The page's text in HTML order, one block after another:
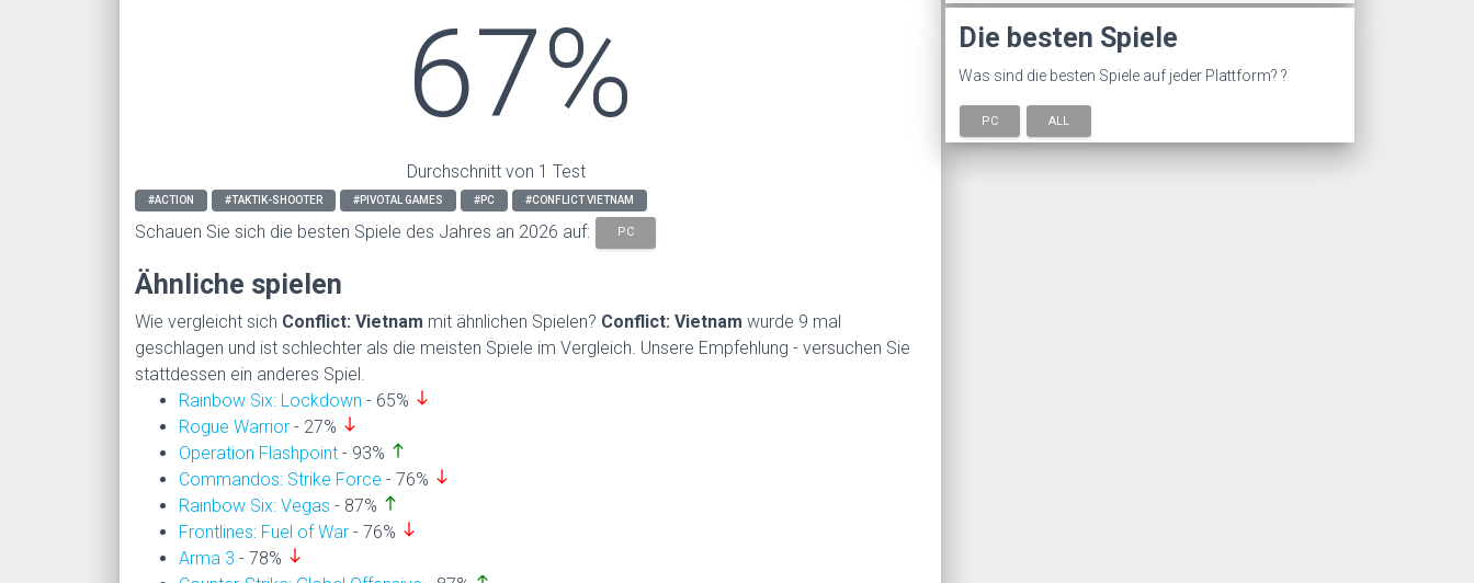
67%
Durchschnitt von 1 Test
#ACTION #TAKTIK-SHOOTER #PIVOTAL GAMES #PC #CONFLICT VIETNAM
Schauen Sie sich die besten Spiele des Jahres an 2026 auf: PC
Ähnliche spielen
Wie vergleicht sich Conflict: Vietnam mit ähnlichen Spielen? Conflict: Vietnam wurde 9 mal
geschlagen und ist schlechter als die meisten Spiele im Vergleich. Unsere Empfehlung - versuchen Sie
stattdessen ein anderes Spiel.
Rainbow Six: Lockdown - 65% south
Rogue Warrior - 27% south
Operation Flashpoint - 93% north
Commandos: Strike Force - 76% south
Rainbow Six: Vegas - 87% north
Frontlines: Fuel of War - 76% south
Arma 3 - 78% south
Die besten Spiele
Was sind die besten Spiele auf jeder Plattform? ?
PC ALL